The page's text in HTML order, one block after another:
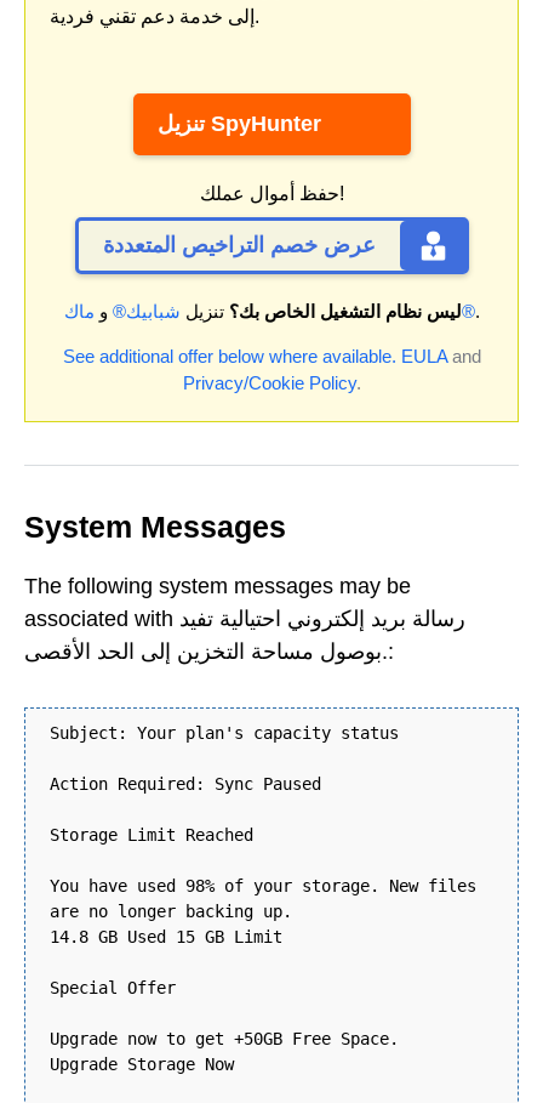
إلى خدمة دعم تقني فردية.
تنزيل SpyHunter
حفظ أموال عملك!
عرض خصم التراخيص المتعددة
ليس نظام التشغيل الخاص بك؟ تنزيل شبابيك® و ماك®.
See additional offer below where available. EULAand
Privacy/Cookie Policy.
System Messages
The following system messages may be
associated with رسالة بريد إلكتروني احتيالية تفيد
بوصول مساحة التخزين إلى الحد الأقصى.:
Subject: Your plan's capacity status
Action Required: Sync Paused
Storage Limit Reached
You have used 98% of your storage. New files
are no longer backing up.
14.8 GB Used 15 GB Limit
Special Offer
Upgrade now to get +50GB Free Space.
Upgrade Storage Now